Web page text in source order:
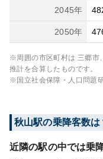
2045年
2050年
※周囲の市区町村は 三郷市
推計を合算したものです。
※国立社会保障・人口問題
秋山駅の乗降客数は
近隣の駅の中では乗